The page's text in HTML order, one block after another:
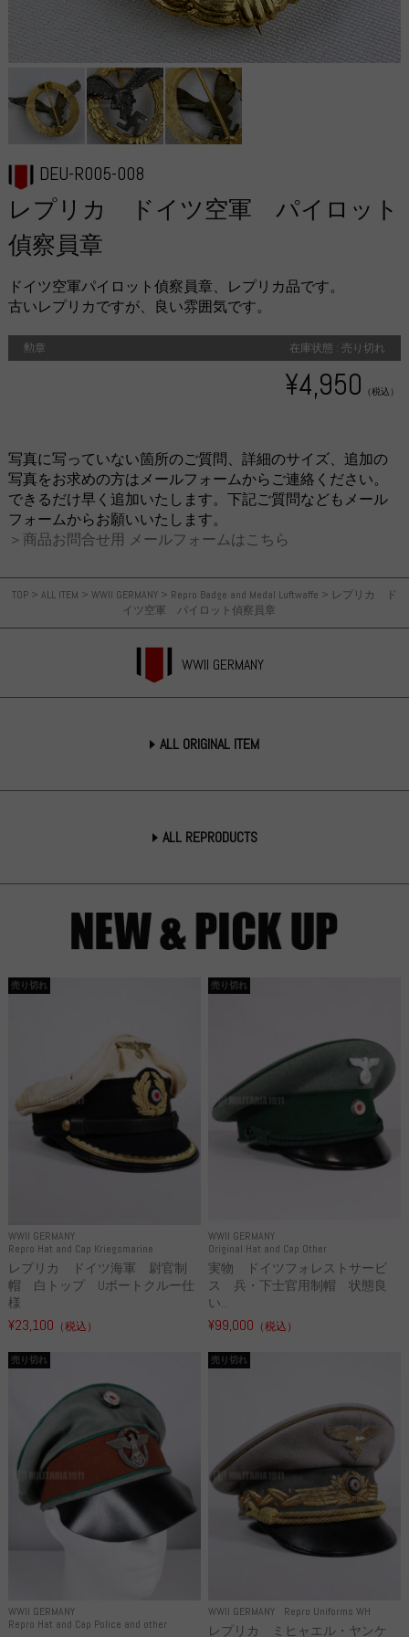
TOP > ALL ITEM > WWII GERMANY > Repro Badge and Medal Luftwaffe > レプリカ ド
イツ空軍 パイロット偵察員章
WWII GERMANY
ALL ORIGINAL ITEM
ALL REPRODUCTS
DEU-R005-008
レプリカ ドイツ空軍 パイロット
偵察員章
ドイツ空軍パイロット偵察員章、レプリカ品です。
古いレプリカですが、良い雰囲気です。
勲章 在庫状態 : 売り切れ
¥4,950 （税込）
写真に写っていない箇所のご質問、詳細のサイズ、追加の
写真をお求めの方はメールフォームからご連絡ください。
できるだけ早く追加いたします。下記ご質問などもメール
フォームからお願いいたします。
＞商品お問合せ用 メールフォームはこちら
WWII GERMANY
Repro Hat and Cap Kriegsmarine
売り切れ
レプリカ ドイツ海軍 尉官制
帽 白トップ Uボートクルー仕
様
¥23,100 （税込）
WWII GERMANY
Original Hat and Cap Other
売り切れ
実物 ドイツフォレストサービ
ス 兵・下士官用制帽 状態良
い...
¥99,000 （税込）
WWII GERMANY
Repro Hat and Cap Police and other
売り切れ
WWII GERMANY Repro Uniforms WH
売り切れ
レプリカ ミヒャエル・ヤンケ